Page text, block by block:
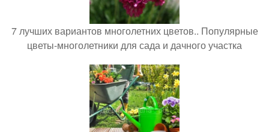
7 лучших вариантов многолетних цветов.. Популярные
цветы-многолетники для сада и дачного участка